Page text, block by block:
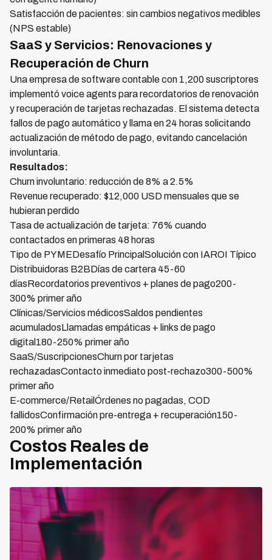
Satisfacción de pacientes: sin cambios negativos medibles
(NPS estable)
SaaS y Servicios: Renovaciones y
Recuperación de Churn
Una empresa de software contable con 1,200 suscriptores
implementó voice agents para recordatorios de renovación
y recuperación de tarjetas rechazadas. El sistema detecta
fallos de pago automático y llama en 24 horas solicitando
actualización de método de pago, evitando cancelación
involuntaria.
Resultados:
Churn involuntario: reducción de 8% a 2.5%
Revenue recuperado: $12,000 USD mensuales que se
hubieran perdido
Tasa de actualización de tarjeta: 76% cuando
contactados en primeras 48 horas
Tipo de PYMEDesafío PrincipalSolución con IAROI Típico
Distribuidoras B2BDías de cartera 45-60
díasRecordatorios preventivos + planes de pago200-
300% primer año
Clínicas/Servicios médicosSaldos pendientes
acumuladosLlamadas empáticas + links de pago
digital180-250% primer año
SaaS/SuscripcionesChurn por tarjetas
rechazadasContacto inmediato post-rechazo300-500%
primer año
E-commerce/RetailÓrdenes no pagadas, COD
fallidosConfirmación pre-entrega + recuperación150-
200% primer año
Costos Reales de
Implementación